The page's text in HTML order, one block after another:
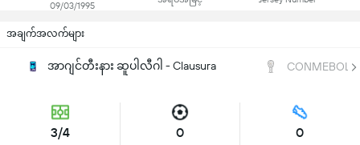
09/03/1995
အချက်အလက်များ
အာဂျင်တီးနား ဆူပါလီဂါ - Clausura CONMEBOL
3/4 0 0